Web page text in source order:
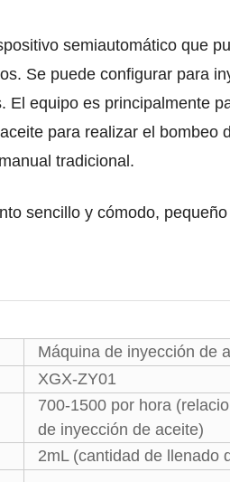
semiautomático que
Se puede configurar para
El equipo es principalmente
para realizar el
tradicional.
sencillo y cómodo,
Máquina de inyección de
XGX-ZY01
700-1500 por hora
de inyección de aceite)
2mL (cantidad de llenado